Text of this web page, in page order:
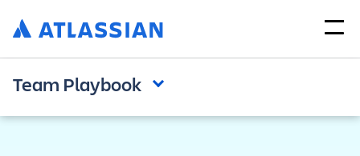
Team Playbook